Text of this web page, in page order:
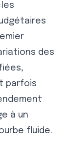
des
parfois
à un
fluide.